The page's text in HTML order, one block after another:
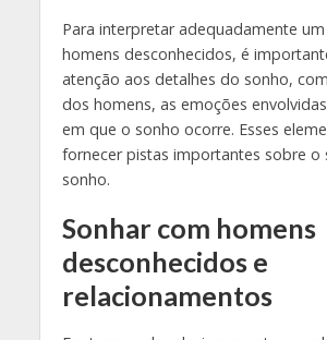
Para interpretar adequadamente
homens desconhecidos, é
atenção aos detalhes do sonho,
dos homens, as emoções
em que o sonho ocorre. Esses
fornecer pistas importantes sobre o
sonho.
Sonhar com homens
desconhecidos e
relacionamentos